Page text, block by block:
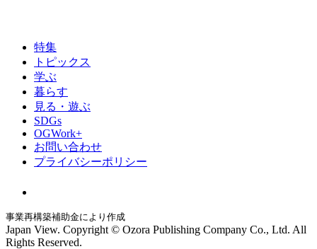
特集
トピックス
学ぶ
暮らす
見る・遊ぶ
SDGs
OGWork+
お問い合わせ
プライバシーポリシー
事業再構築補助金により作成
Japan View. Copyright © Ozora Publishing Company Co., Ltd. All
Rights Reserved.